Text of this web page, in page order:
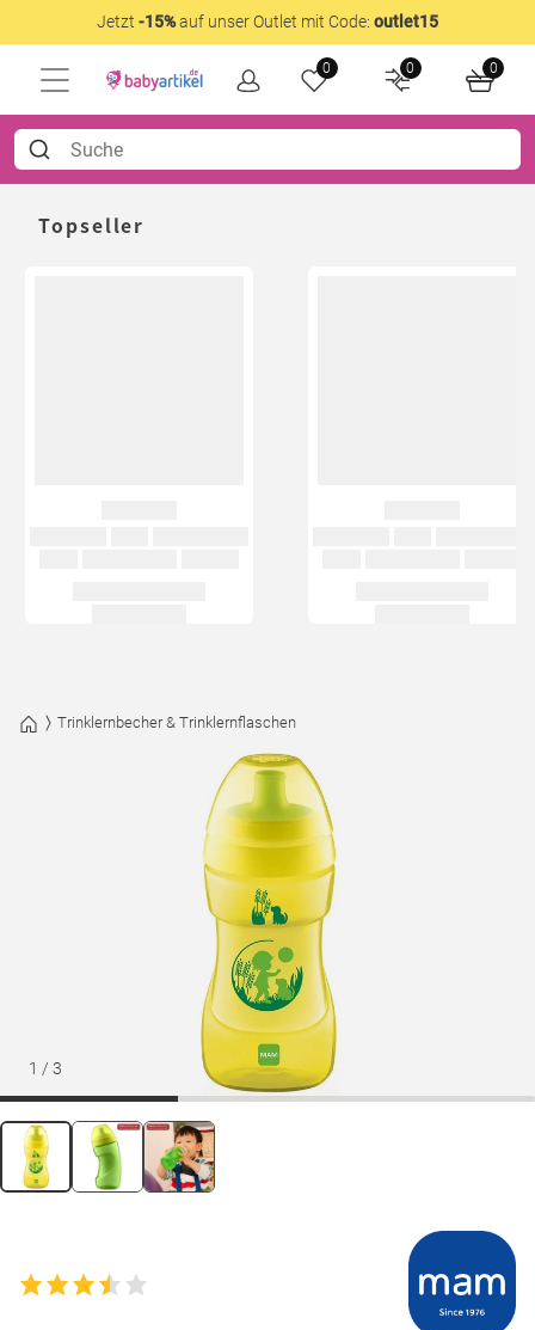
Jetzt -15%auf unser Outlet mit Code: outlet15
0 0 0
Topseller
Trinklernbecher & Trinklernflaschen
1 / 3